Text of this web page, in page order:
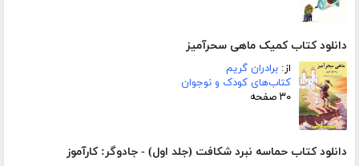
دانلود کتاب کمیک ماهی سحرآمیز
از: برادران گریم
کتاب‌های کودک و نوجوان
۳۰ صفحه
دانلود کتاب حماسه نبرد شکافت (جلد اول) - جادوگر: کارآموز